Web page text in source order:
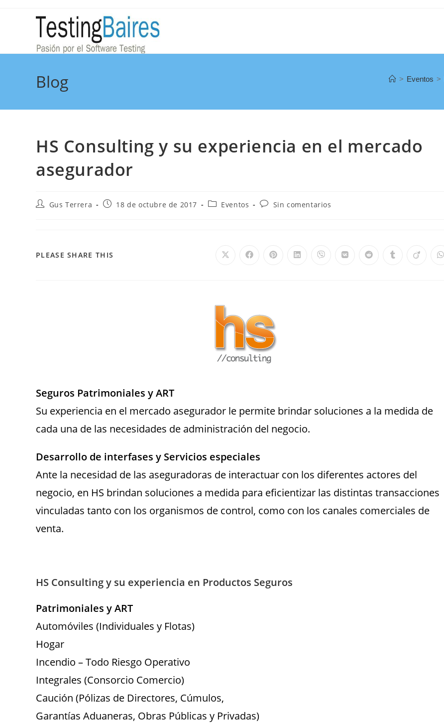
Blog > Eventos >
HS Consulting y su experiencia en el mercado
asegurador
Gus Terrera 18 de octubre de 2017 Eventos Sin comentarios
PLEASE SHARE THIS
Seguros Patrimoniales y ART
Su experiencia en el mercado asegurador le permite brindar soluciones a la medida de
cada una de las necesidades de administración del negocio.
Desarrollo de interfases y Servicios especiales
Ante la necesidad de las aseguradoras de interactuar con los diferentes actores del
negocio, en HS brindan soluciones a medida para eficientizar las distintas transacciones
vinculadas tanto con los organismos de control, como con los canales comerciales de
venta.
HS Consulting y su experiencia en Productos Seguros
Patrimoniales y ART
Automóviles (Individuales y Flotas)
Hogar
Incendio – Todo Riesgo Operativo
Integrales (Consorcio Comercio)
Caución (Pólizas de Directores, Cúmulos,
Garantías Aduaneras, Obras Públicas y Privadas)